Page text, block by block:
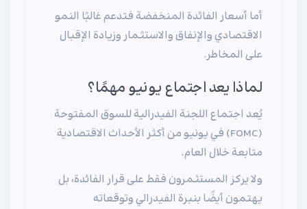
أما أسعار الفائدة المنخفضة فتدعم غالبًا النمو
الاقتصادي والإنفاق والاستثمار وزيادة الإقبال
على المخاطر.
لماذا يعد اجتماع يونيو مهمًا؟
يُعد اجتماع اللجنة الفيدرالية للسوق المفتوحة
(FOMC) في يونيو من أكثر الأحداث الاقتصادية
متابعة خلال العام.
ولا يركز المستثمرون فقط على قرار الفائدة، بل
يهتمون أيضًا بنبرة الفيدرالي وتوقعاته